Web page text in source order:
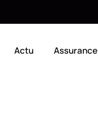
Actu Assurance